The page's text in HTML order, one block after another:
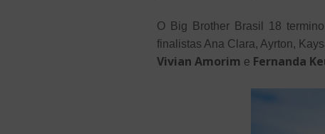
O Big Brother Brasil 18
finalistas Ana Clara, Ayrton,
Vivian Amorim e Fernanda